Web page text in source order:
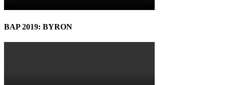
BAP 2019: BYRON